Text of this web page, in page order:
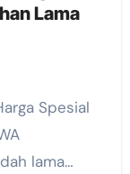
Lama
lama…